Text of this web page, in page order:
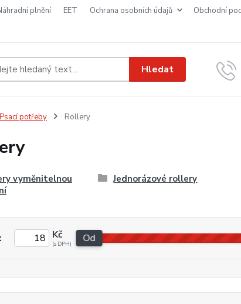
náhradní plnění EET ochrana osobních údajů
obchodní
Hledat
Psací potřeby Rollery
vyměnitelnou
Jednorázové rollery
Kč Od